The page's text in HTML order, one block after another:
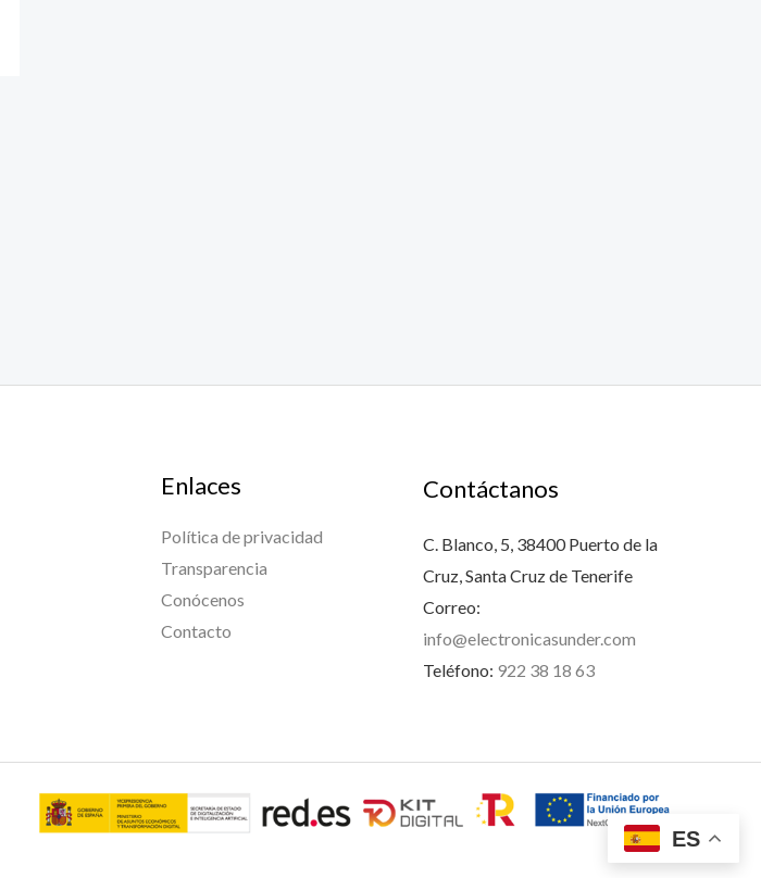
Enlaces
Política de privacidad
Transparencia
Conócenos
Contacto
Contáctanos
C. Blanco, 5, 38400 Puerto de la
Cruz, Santa Cruz de Tenerife
Correo:
info@electronicasunder.com
Teléfono: 922 38 18 63
ES